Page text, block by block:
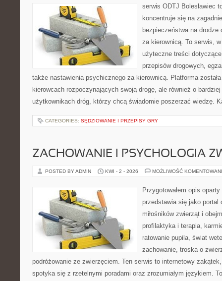
serwis ODTJ Bolesławiec
koncentruje się na
bezpieczeństwa na
za kierownicą. To serwis,
użyteczne treści
przepisów drogowych,
także nastawienia psychicznego za kierownicą. Platforma
kierowcach rozpoczynających swoją drogę, ale również o
użytkownikach dróg, którzy chcą świadomie poszerzać wiedzę.
CATEGORIES: SĘDZIOWANIE I PRZEPISY GRY
ZACHOWANIE I PSYCHOLOGIA
POSTED BY ADMIN KWI - 2 - 2026 MOŻLIWOŚĆ
Przygotowałem opis
przedstawia się jako portal
miłośników zwierząt i
profilaktyka i terapia,
ratowanie pupila, świat
zachowanie, troska o
podróżowanie ze zwierzęciem. Ten serwis to internetowy
spotyka się z rzetelnymi poradami oraz zrozumiałym językiem.